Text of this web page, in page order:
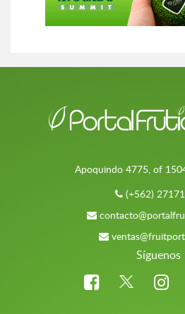
Apoquindo 4775, of
(+562)
Síguenos